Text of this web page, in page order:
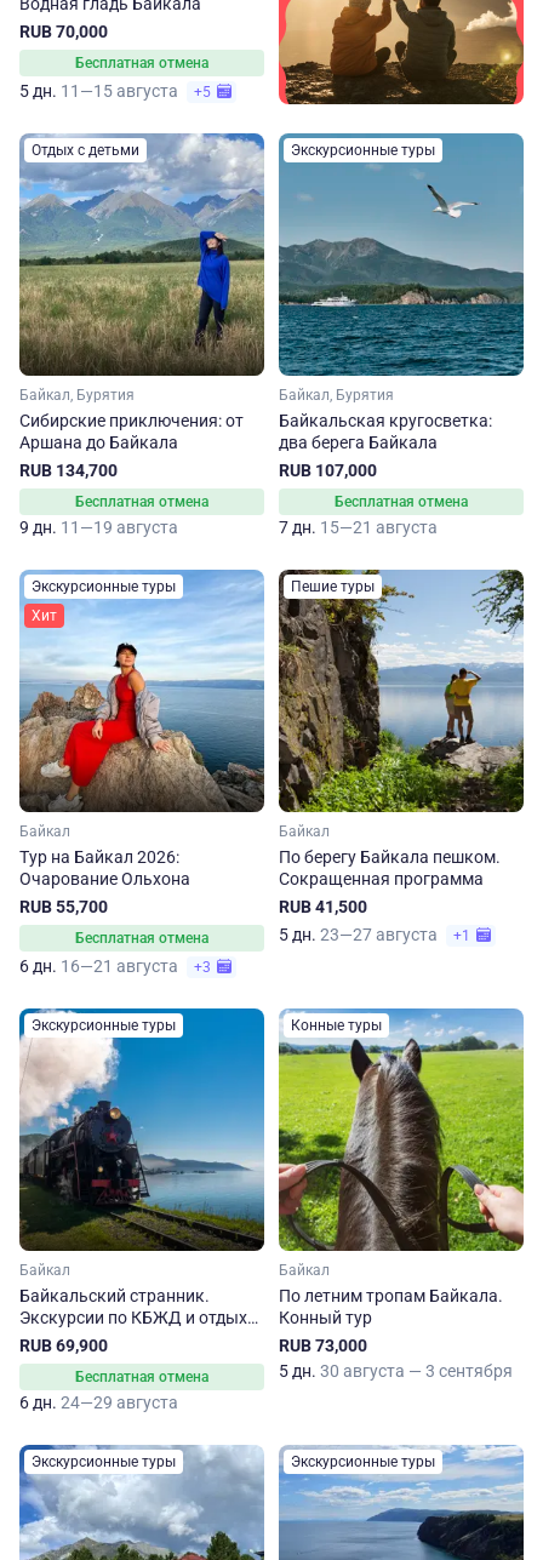
RUB 70,000
Бесплатная отмена
5 дн. 11—15 августа +5
Отдых с детьми
Байкал, Бурятия
Сибирские приключения: от
Аршана до Байкала
RUB 134,700
Бесплатная отмена
9 дн. 11—19 августа
Экскурсионные туры
Байкал, Бурятия
Байкальская кругосветка:
два берега Байкала
RUB 107,000
Бесплатная отмена
7 дн. 15—21 августа
Экскурсионные туры
Хит
Байкал
Тур на Байкал 2026:
Очарование Ольхона
RUB 55,700
Бесплатная отмена
6 дн. 16—21 августа +3
Пешие туры
Байкал
По берегу Байкала пешком.
Сокращенная программа
RUB 41,500
5 дн. 23—27 августа +1
Экскурсионные туры
Байкал
Байкальский странник.
Экскурсии по КБЖД и отдых
на Ольхоне
RUB 69,900
Бесплатная отмена
6 дн. 24—29 августа
Конные туры
Байкал
По летним тропам Байкала.
Конный тур
RUB 73,000
5 дн. 30 августа — 3 сентября
Экскурсионные туры Экскурсионные туры